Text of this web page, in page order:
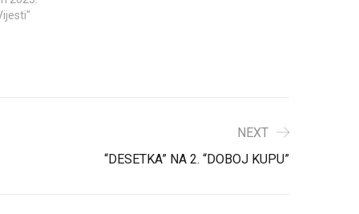
NEXT
“DESETKA” NA 2. “DOBOJ KUPU”